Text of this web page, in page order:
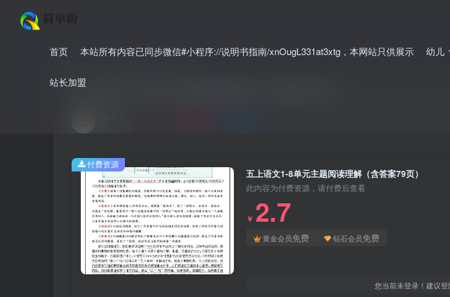
首页 本站所有内容已同步微信#小程序://说明书指南/xnOugL331at3xtg，本网站只供展示 幼儿
站长加盟
首页 小学 小学语文 正文
五上语文1-8单元主题阅读理解（含答案79页）
五上语文1-8单元主题阅读理解（含答案79页）
此内容为付费资源，请付费后查看
￥ 2.7
黄金会员免费 钻石会员免费
您当前未登录！建议
付费资源